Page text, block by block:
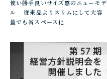
使い勝手良いサイズ感のニューモデ
ル 従来品よりスリムにして大容
量でも省スペース化